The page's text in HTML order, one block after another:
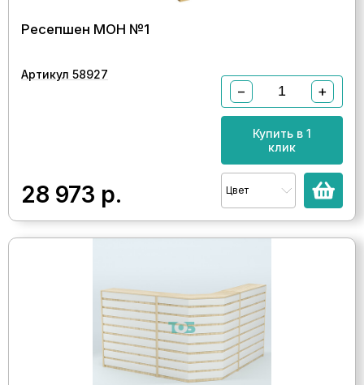
Ресепшен МОН №1
Артикул 58927
28 973 р.
− +
Купить в 1
клик
Цвет